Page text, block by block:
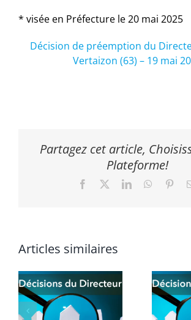
* visée en Préfecture le 20 mai 2025
Décision de préemption du
Vertaizon (63) – 19 mai
Partagez cet article,
Plateforme!
Facebook LinkedIn
Articles similaires